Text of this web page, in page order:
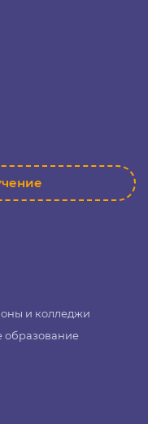
и колледжи
образование